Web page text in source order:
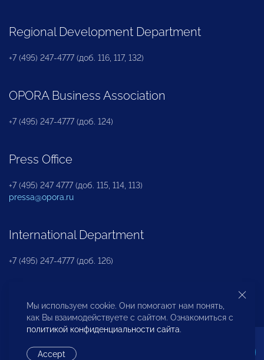
Regional Development Department
+7 (495) 247-4777 (доб. 116, 117, 132)
OPORA Business Association
+7 (495) 247-4777 (доб. 124)
Press Office
+7 (495) 247 4777 (доб. 115, 114, 113)
pressa@opora.ru
International Department
+7 (495) 247-4777 (доб. 126)
Business and Investment Rights Protection
Department
Мы используем cookie. Они помогают нам понять,
как Вы взаимодействуете с сайтом. Ознакомиться с
политикой конфиденциальности сайта.
Accept